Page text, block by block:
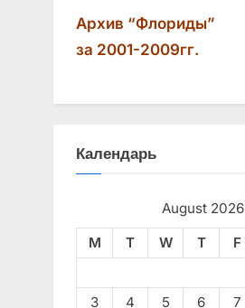
Архив “Флориды”
за 2001-2009гг.
Календарь
August 2026
M
T W T F
3
4 5 6 7